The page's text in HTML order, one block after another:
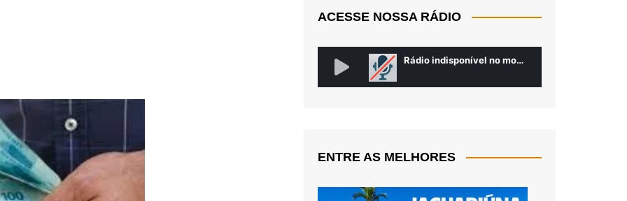
PRETO
ACESSE NOSSA RÁDIO
ENTRE AS MELHORES